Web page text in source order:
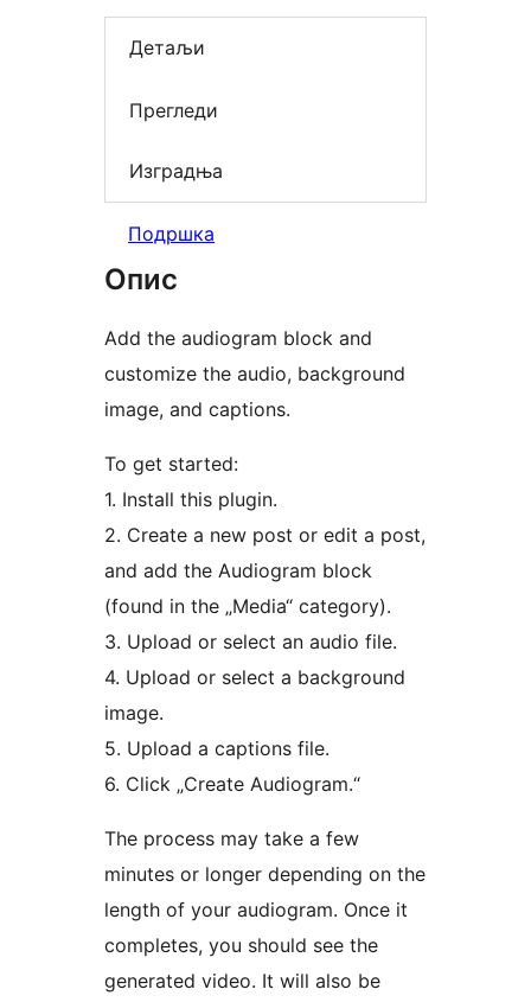
Детаљи
Прегледи
Изградња
Подршка
Опис
Add the audiogram block and
customize the audio, background
image, and captions.
To get started:
1. Install this plugin.
2. Create a new post or edit a post,
and add the Audiogram block
(found in the „Media“ category).
3. Upload or select an audio file.
4. Upload or select a background
image.
5. Upload a captions file.
6. Click „Create Audiogram.“
The process may take a few
minutes or longer depending on the
length of your audiogram. Once it
completes, you should see the
generated video. It will also be